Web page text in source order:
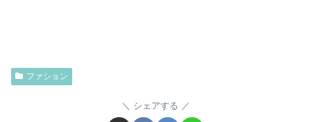
ファション
シェアする